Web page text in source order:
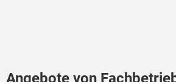
Angebote von